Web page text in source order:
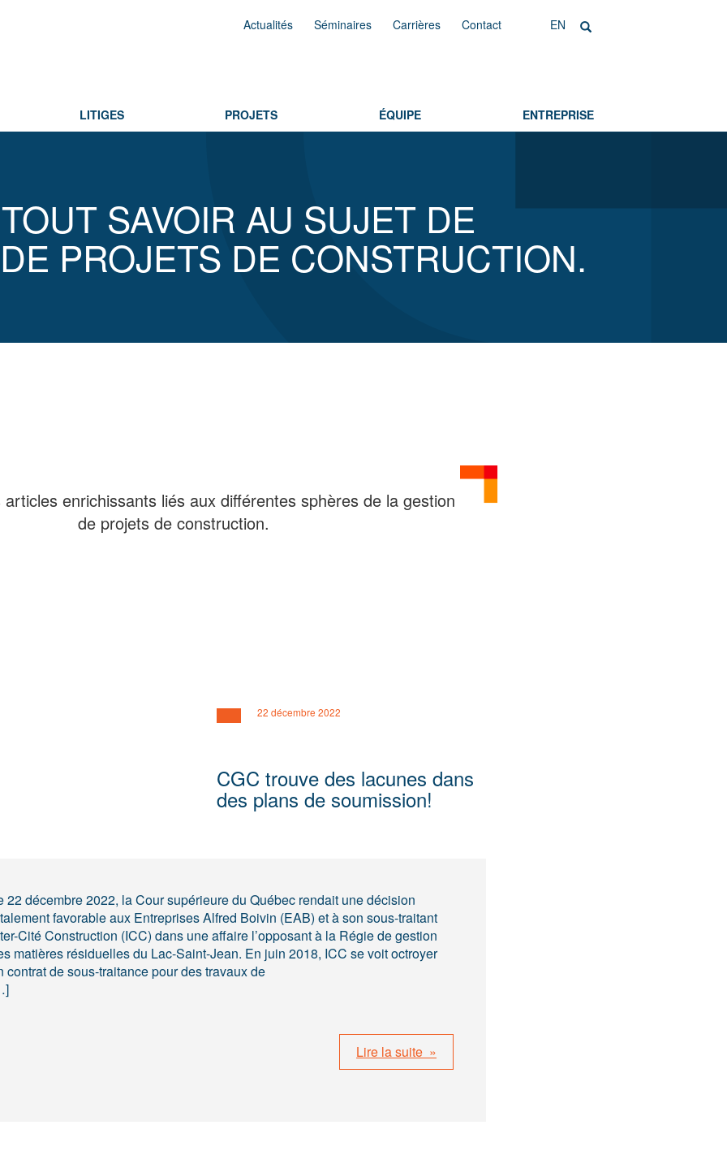
Actualités Séminaires Carrières Contact EN
LITIGES PROJETS ÉQUIPE ENTREPRISE
SAVOIR AU SUJET DE
PROJETS DE CONSTRUCTION.
enrichissants liés aux différentes sphères de la gestion
de projets de construction.
22 décembre 2022
CGC trouve des lacunes dans
des plans de soumission!
22 décembre 2022, la Cour supérieure du Québec rendait une décision
favorable aux Entreprises Alfred Boivin (EAB) et à son sous-traitant
Cité Construction (ICC) dans une affaire l’opposant à la Régie de gestion
matières résiduelles du Lac-Saint-Jean. En juin 2018, ICC se voit octroyer
contrat de sous-traitance pour des travaux de
Lire la suite »